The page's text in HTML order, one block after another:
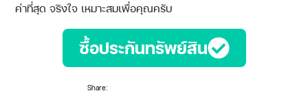
ค่าที่สุด จริงใจ เหมาะสมเพื่อคุณครับ
ซื้อประกันทรัพย์สิน
Share: